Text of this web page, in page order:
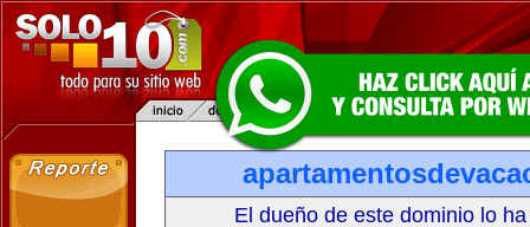
El dueño de este dominio lo